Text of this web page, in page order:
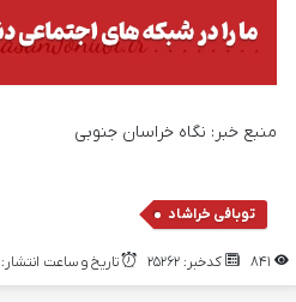
منبع خبر: نگاه خراسان جنوبی
توبافی خراشاد
کدخبر: 25262 تاریخ و ساعت انتشار: ۲۱ آبان ۱۴۰۴ | 09:04